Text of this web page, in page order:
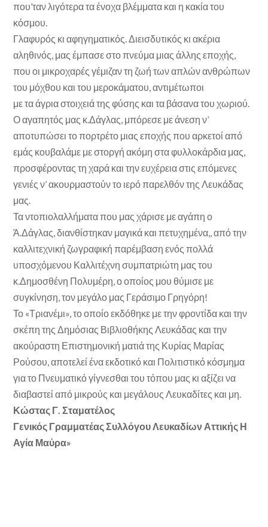
που’ταν λιγότερα τα ένοχα βλέμματα και η κακία του
κόσμου.
Γλαφυρός κι αφηγηματικός. Διεισδυτικός κι ακέρια
αληθινός, μας έμπασε στο πνεύμα μιας άλλης εποχής,
που οι μικροχαρές γέμιζαν τη ζωή των απλών ανθρώπων
του μόχθου και του μεροκάματου, αντιμέτωποι
με τα άγρια στοιχειά της φύσης και τα βάσανα του χωριού.
Ο αγαπητός μας κ.Δάγλας, μπόρεσε με άνεση ν’
αποτυπώσει το πορτρέτο μιας εποχής που αρκετοί από
εμάς κουβαλάμε με στοργή ακόμη στα φυλλοκάρδια μας,
προσφέροντας τη χαρά και την ευχέρεια στις επόμενες
γενιές ν’ ακουρμαστούν το ιερό παρελθόν της Λευκάδας
μας.
Τα ντοπιολαλλήματα που μας χάρισε με αγάπη ο
Ά.Δάγλας, διανθίστηκαν μαγικά και πετυχημένα,, από την
καλλιτεχνική ζωγραφική παρέμβαση ενός πολλά
υποσχόμενου Καλλιτέχνη συμπατριώτη μας του
κ.Δημοσθένη Πολυμέρη, ο οποίος μου θύμισε με
συγκίνηση, τον μεγάλο μας Γεράσιμο Γρηγόρη!
Το «Τριανέμι», το οποίο εκδόθηκε με την φροντίδα και την
σκέπη της Δημόσιας Βιβλιοθήκης Λευκάδας και την
ακούραστη Επιστημονική ματιά της Κυρίας Μαρίας
Ρούσου, αποτελεί ένα εκδοτικό και Πολιτιστικό κόσμημα
για το Πνευματικό γίγνεσθαι του τόπου μας κι αξίζει να
διαβαστεί από μικρούς και μεγάλους Λευκαδίτες και μη.
Κώστας Γ. Σταματέλος
Γενικός Γραμματέας Συλλόγου Λευκαδίων Αττικής Η
Αγία Μαύρα»